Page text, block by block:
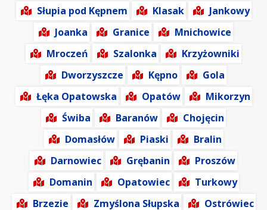
Słupia pod Kępnem Klasak
Jankowy
Joanka
Granice
Mnichowice
Mroczeń
Szalonka
Krzyżowniki
Dworzyszcze
Kępno
Gola
Łęka Opatowska
Opatów
Mikorzyn
Świba
Baranów
Chojęcin
Domasłów
Piaski
Bralin
Darnowiec
Grębanin
Proszów
Domanin
Opatowiec
Turkowy
Brzezie
Zmyślona Słupska
Ostrówiec